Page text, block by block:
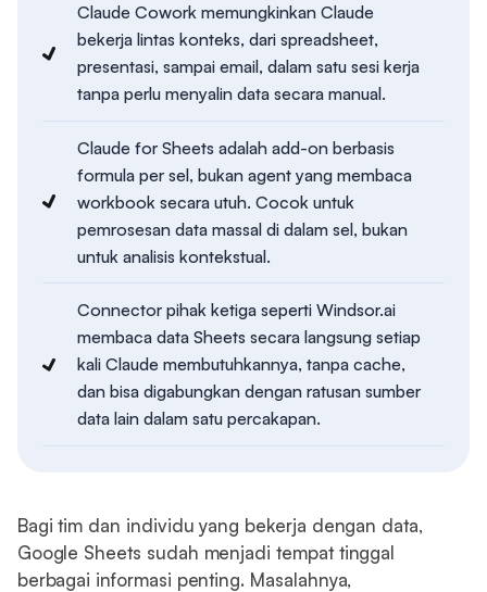
Claude Cowork memungkinkan Claude
bekerja lintas konteks, dari spreadsheet,
presentasi, sampai email, dalam satu sesi kerja
tanpa perlu menyalin data secara manual.
Claude for Sheets adalah add-on berbasis
formula per sel, bukan agent yang membaca
workbook secara utuh. Cocok untuk
pemrosesan data massal di dalam sel, bukan
untuk analisis kontekstual.
Connector pihak ketiga seperti Windsor.ai
membaca data Sheets secara langsung setiap
kali Claude membutuhkannya, tanpa cache,
dan bisa digabungkan dengan ratusan sumber
data lain dalam satu percakapan.
Bagi tim dan individu yang bekerja dengan data,
Google Sheets sudah menjadi tempat tinggal
berbagai informasi penting. Masalahnya,